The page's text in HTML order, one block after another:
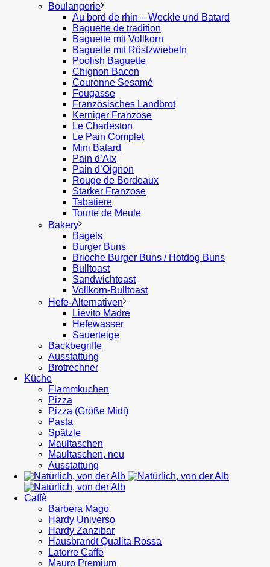
Boulangerie
Au bord de rhin – Weckle und Batard
Baguette de tradition
Baguette mit Vollkorn
Baguette mit Röstzwiebeln
Poolish Baguette
Chignon Bacon
Couronne Sesamé
Fougasse
Französisches Landbrot
Kerniger Franzose
Le Charleston
Le Pain Complet
Mini Batard
Pain d’Aix
Pain d’Oignon
Rouge de Bordeaux
Starker Franzose
Tabatiere
Tourte de Meule
Bakery
Bagels
Burger Buns
Brioche Burger Buns / Hotdog Buns
Bulltoast
Sandwichtoast
Vollkorn-Bulltoast
Hefe-Alternativen
Lievito Madre
Hefewasser
Sauerteige
Backbegriffe
Ausstattung
Brotrechner
Küche
Flammkuchen
Pizza
Pizza (Größe Midi)
Pasta
Spätzle
Maultaschen
Maultaschen, neu
Ausstattung
Caffè
Barbera Mago
Hardy Universo
Hardy Zanzibar
Hausbrandt Qualita Rossa
Latorre Caffè
Mauro Premium